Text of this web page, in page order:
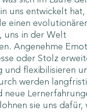
uns entwickelt
einen
uns in der Welt
Angenehme
oder Stolz
und flexibilisieren
werden
neue
sie uns dafür,